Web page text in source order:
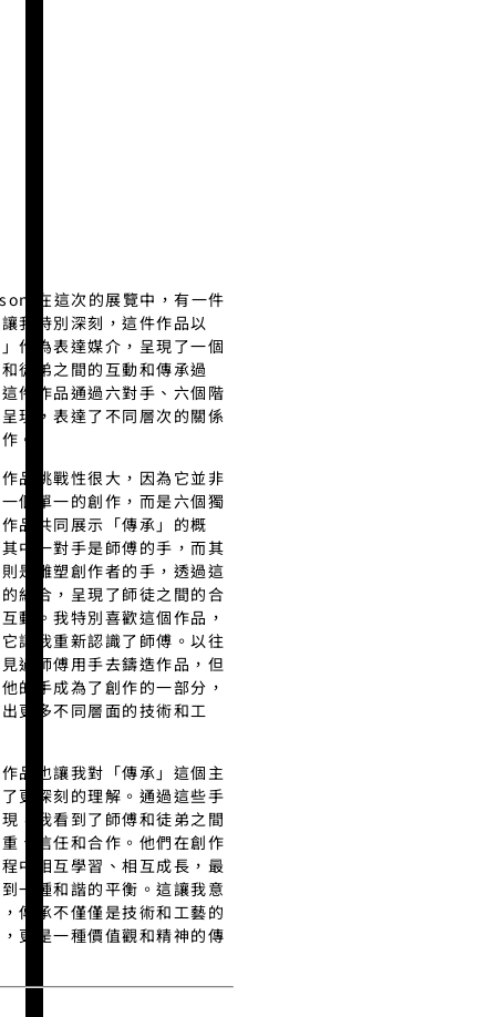
在這次的展覽中，有一件
我特別深刻，這件作品以
作為表達媒介，呈現了一個
徒弟之間的互動和傳承過
件作品通過六對手、六個階
現，表達了不同層次的關係
。
品挑戰性很大，因為它並非
個單一的創作，而是六個獨
品共同展示「傳承」的概
中一對手是師傅的手，而其
是雕塑創作者的手，透過這
組合，呈現了師徒之間的合
動。我特別喜歡這個作品，
讓我重新認識了師傅。以往
過師傅用手去鑄造作品，但
的手成為了創作的一部分，
更多不同層面的技術和工
品也讓我對「傳承」這個主
更深刻的理解。通過這些手
，我看到了師傅和徒弟之間
、信任和合作。他們在創作
中相互學習、相互成長，最
一種和諧的平衡。這讓我意
傳承不僅僅是技術和工藝的
更是一種價值觀和精神的傳